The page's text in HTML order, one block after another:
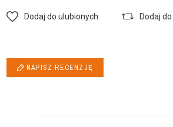
Dodaj do ulubionych Dodaj
NAPISZ RECENZJĘ